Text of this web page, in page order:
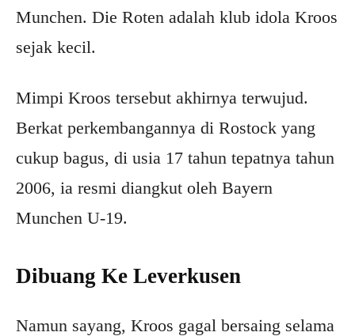
Munchen. Die Roten adalah klub idola Kroos
sejak kecil.
Mimpi Kroos tersebut akhirnya terwujud.
Berkat perkembangannya di Rostock yang
cukup bagus, di usia 17 tahun tepatnya tahun
2006, ia resmi diangkut oleh Bayern
Munchen U-19.
Dibuang Ke Leverkusen
Namun sayang, Kroos gagal bersaing selama